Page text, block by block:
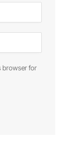
browser for